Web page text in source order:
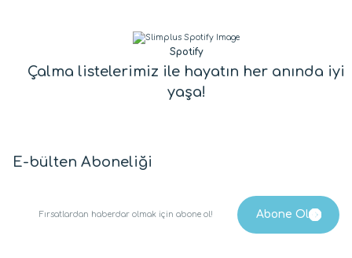
Spotify
Çalma listelerimiz ile hayatın her anında iyi
yaşa!
E-bülten Aboneliği